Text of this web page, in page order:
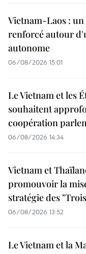
Vietnam-Laos :
renforcé autour
autonome
06/08/2026 15:01
Le Vietnam et les
souhaitent
coopération
06/08/2026 14:34
Vietnam et
promouvoir la
stratégie des
06/08/2026 13:52
Le Vietnam et la